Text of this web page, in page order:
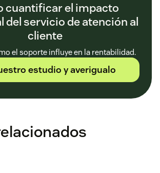
cuantificar el impacto
del servicio de atención al
cliente
el soporte influye en la rentabilidad.
estudio y averigualo